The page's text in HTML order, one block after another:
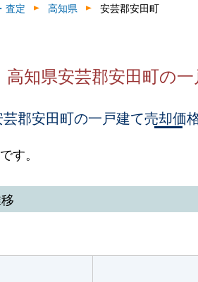
査定 高知県 安芸郡安田町
高知県安芸郡安田町の
郡安田町の一戸建て売却価
す。